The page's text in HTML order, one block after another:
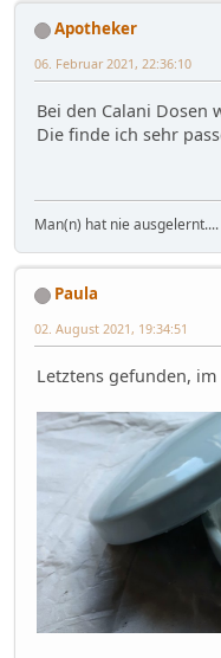
Apotheker
06. Februar 2021, 22:36:10
Bei den Calani Dosen
Die finde ich sehr
Man(n) hat nie ausgelernt....
Paula
02. August 2021, 19:34:51
Letztens gefunden, im